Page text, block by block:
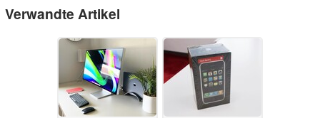
Verwandte Artikel